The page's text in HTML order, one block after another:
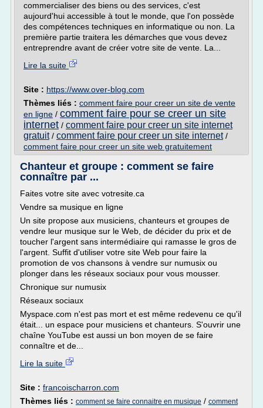
commercialiser des biens ou des services, c'est
aujourd'hui accessible à tout le monde, que l'on possède
des compétences techniques en informatique ou non. La
première partie traitera les démarches que vous devez
entreprendre avant de créer votre site de vente. La...
Lire la suite
Site : https://www.over-blog.com
Thèmes liés : comment faire pour creer un site de vente
en ligne / comment faire pour se creer un site
internet / comment faire pour creer un site internet
gratuit/ comment faire pour creer un site internet/
comment faire pour creer un site web gratuitement
Chanteur et groupe : comment se faire
connaître par ...
Faites votre site avec votresite.ca
Vendre sa musique en ligne
Un site propose aux musiciens, chanteurs et groupes de
vendre leur musique sur le Web, de décider du prix et de
toucher l'argent sans intermédiaire qui ramasse le gros de
l'argent. Suffit d'utiliser votre site Web pour faire la
promotion de vos chansons à vendre sur numusix ou
plonger dans les réseaux sociaux pour vous mousser.
Chronique sur numusix
Réseaux sociaux
Myspace.com n'est pas mort et est même redevenu ce qu'il
était... un espace pour musiciens et chanteurs. S'ouvrir une
chaîne YouTube est aussi un bon moyen de se faire
connaître et de...
Lire la suite
Site : francoischarron.com
Thèmes liés : comment se faire connaitre en musique / comment